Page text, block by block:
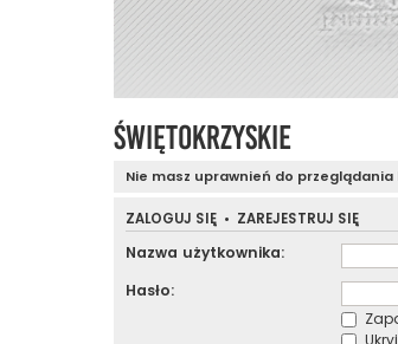
Świętokrzyskie
Nie masz uprawnień do
ZALOGUJ SIĘ • ZAREJESTRUJ SIĘ
Nazwa użytkownika:
Hasło: